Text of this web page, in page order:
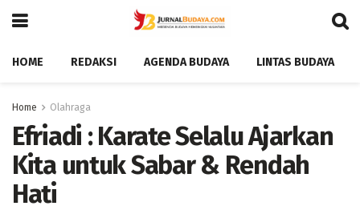
HOME REDAKSI AGENDA BUDAYA LINTAS BUDAYA
Home Olahraga
Efriadi : Karate Selalu Ajarkan
Kita untuk Sabar & Rendah
Hati ‎